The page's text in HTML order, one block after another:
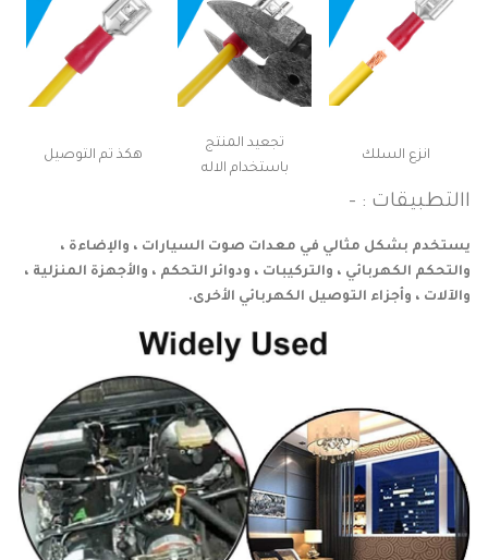
انزع السلك
تجعيد المنتج
باستخدام الاله
هكذ تم التوصيل
االتطبيقات : –
يستخدم بشكل مثالي في معدات صوت السيارات ، والإضاءة ،
والتحكم الكهربائي ، والتركيبات ، ودوائر التحكم ، والأجهزة المنزلية ،
والآلات ، وأجزاء التوصيل الكهربائي الأخرى.